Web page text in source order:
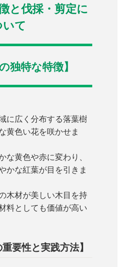
と伐採・剪定に
いて
独特な特徴】
に広く分布する落葉樹
黄色い花を咲かせま
な黄色や赤に変わり、
かな紅葉が目を引きま
木材が美しい木目を持
料としても価値が高い
要性と実践方法】